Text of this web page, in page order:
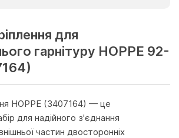
для
гарнітуру HOPPE 92-
HOPPE (3407164) — це
для надійного з'єднання
частин двосторонніх